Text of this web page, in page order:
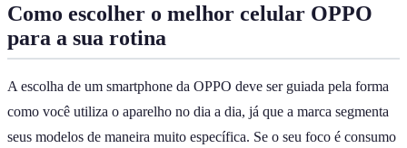
Como escolher o melhor celular OPPO
para a sua rotina
A escolha de um smartphone da OPPO deve ser guiada pela forma
como você utiliza o aparelho no dia a dia, já que a marca segmenta
seus modelos de maneira muito específica. Se o seu foco é consumo